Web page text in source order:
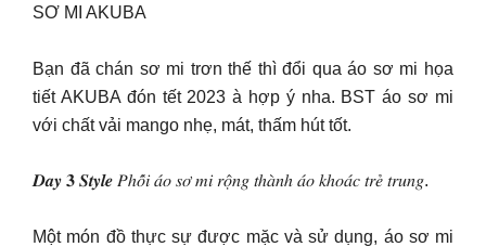
SƠ MI AKUBA
Bạn đã chán sơ mi trơn thế thì đổi qua áo sơ mi họa
tiết AKUBA đón tết 2023 à hợp ý nha. BST áo sơ mi
với chất vải mango nhẹ, mát, thấm hút tốt.
𝑫𝒂𝒚 𝟑 𝑺𝒕𝒚𝒍𝒆 𝑃ℎ𝑜̂́𝑖 𝑎́𝑜 𝑠𝑜̛ 𝑚𝑖 𝑟𝑜̣̂𝑛𝑔 𝑡ℎ𝑎̀𝑛ℎ 𝑎́𝑜 𝑘ℎ𝑜𝑎́𝑐 𝑡𝑟𝑒̉ 𝑡𝑟𝑢𝑛𝑔.
Một món đồ thực sự được mặc và sử dụng, áo sơ mi